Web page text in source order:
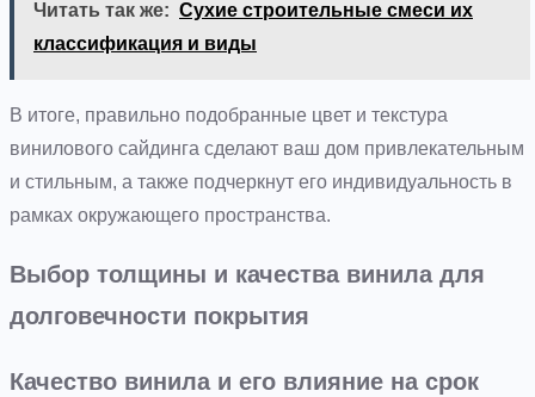
Читать так же: Сухие строительные смеси их
классификация и виды
В итоге, правильно подобранные цвет и текстура
винилового сайдинга сделают ваш дом привлекательным
и стильным, а также подчеркнут его индивидуальность в
рамках окружающего пространства.
Выбор толщины и качества винила для
долговечности покрытия
Качество винила и его влияние на срок